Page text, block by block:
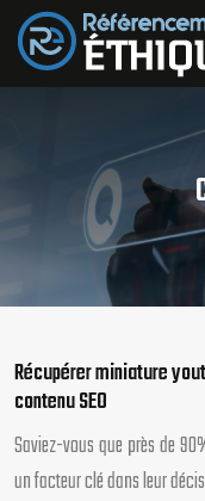
Récupérer miniature
contenu SEO
Saviez-vous que près de
un facteur clé dans leur